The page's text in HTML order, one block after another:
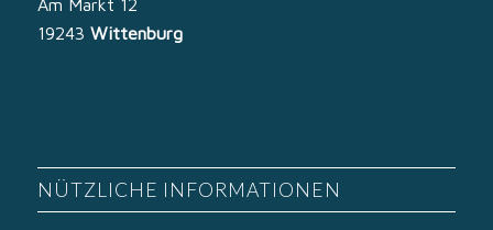
Am Markt 12
19243 Wittenburg
NÜTZLICHE INFORMATIONEN